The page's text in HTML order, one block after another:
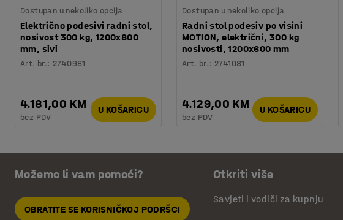
Dostupan u nekoliko opcija
Električno podesivi radni stol,
nosivost 300 kg, 1200x800
mm, sivi
Art. br.: 2740981
4.181,00 KM
bez PDV
U KOŠARICU
Dostupan u nekoliko opcija
Radni stol podesiv po visini
MOTION, električni, 300 kg
nosivosti, 1200x600 mm
Art. br.: 2741081
4.129,00 KM
bez PDV
U KOŠARICU
Možemo li vam pomoći?
OBRATITE SE KORISNIČKOJ PODRŠCI
Otkriti više
Savjeti i vodiči za kupnju